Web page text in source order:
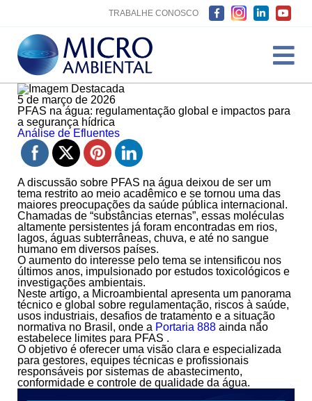
TRABALHE CONOSCO
5 de março de 2026
PFAS na água: regulamentação global e impactos para
a segurança hídrica
Análise de Efluentes
A discussão sobre PFAS na água deixou de ser um
tema restrito ao meio acadêmico e se tornou uma das
maiores preocupações da saúde pública internacional.
Chamadas de “substâncias eternas”, essas moléculas
altamente persistentes já foram encontradas em rios,
lagos, águas subterrâneas, chuva, e até no sangue
humano em diversos países.
O aumento do interesse pelo tema se intensificou nos
últimos anos, impulsionado por estudos toxicológicos e
investigações ambientais.
Neste artigo, a Microambiental apresenta um panorama
técnico e global sobre regulamentação, riscos à saúde,
usos industriais, desafios de tratamento e a situação
normativa no Brasil, onde a Portaria 888 ainda não
estabelece limites para PFAS .
O objetivo é oferecer uma visão clara e especializada
para gestores, equipes técnicas e profissionais
responsáveis por sistemas de abastecimento,
conformidade e controle de qualidade da água.